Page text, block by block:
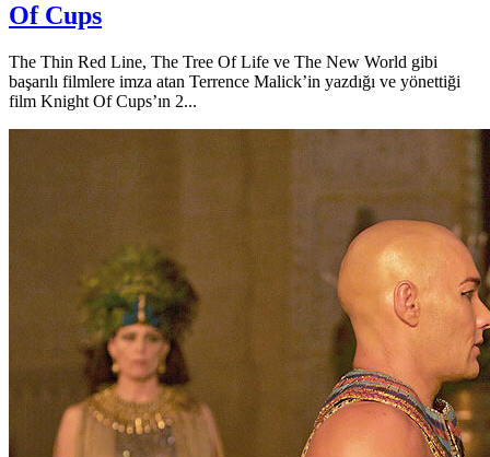
Of Cups
The Thin Red Line, The Tree Of Life ve The New World gibi
başarılı filmlere imza atan Terrence Malick’in yazdığı ve yönettiği
film Knight Of Cups’ın 2...